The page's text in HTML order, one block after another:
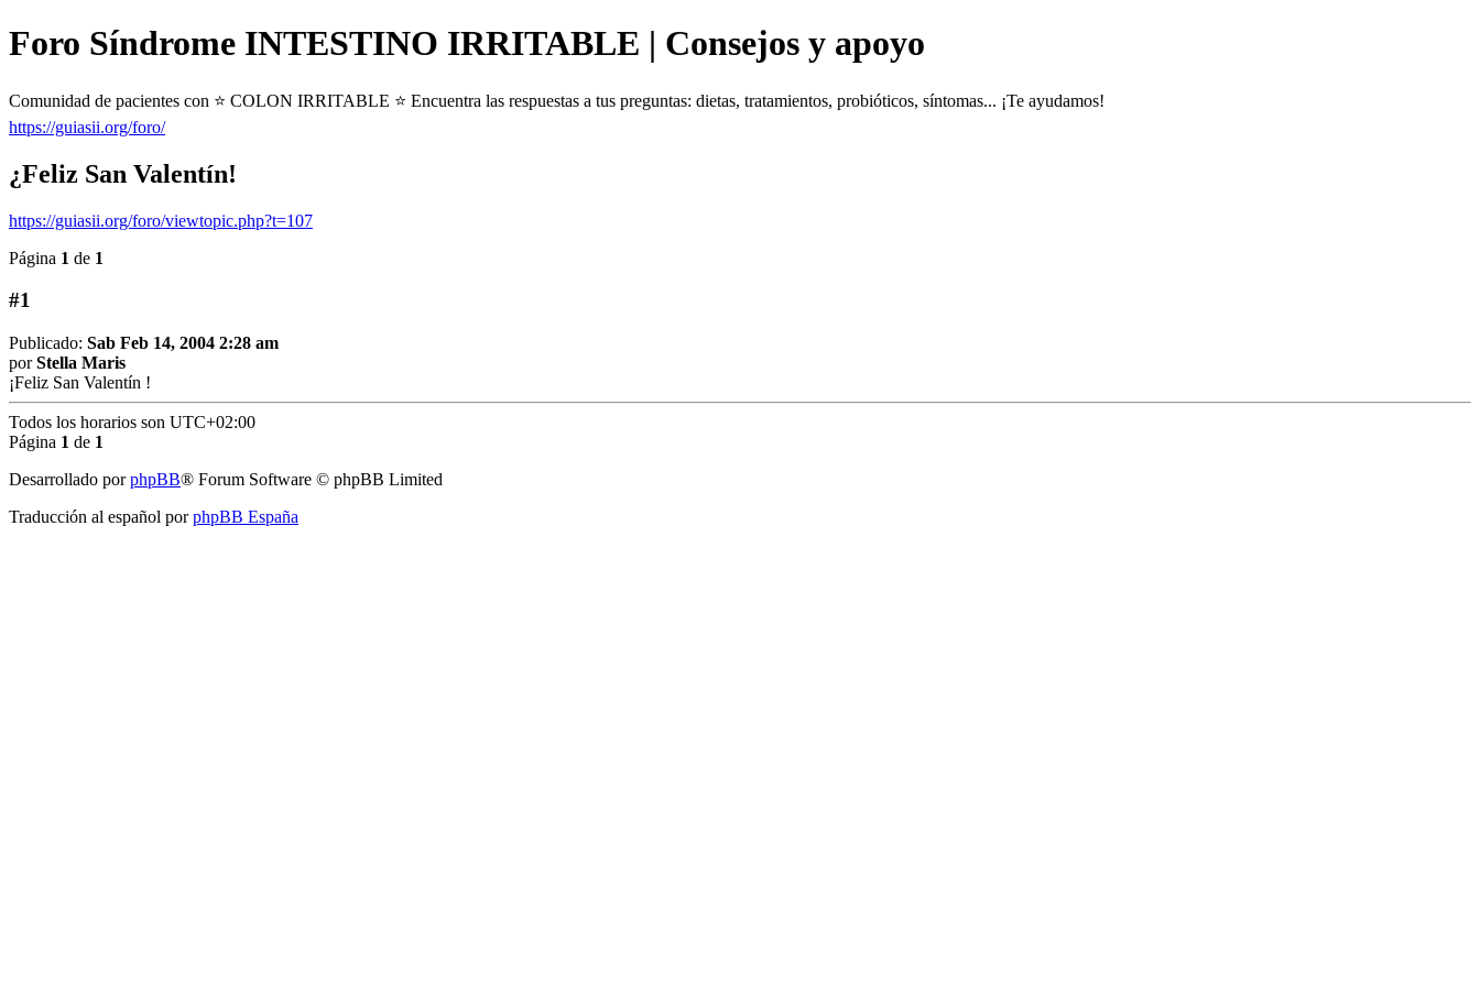
Foro Síndrome INTESTINO IRRITABLE | Consejos y apoyo
Comunidad de pacientes con ⭐ COLON IRRITABLE ⭐ Encuentra las respuestas a tus preguntas: dietas, tratamientos, probióticos, síntomas... ¡Te ayudamos!
https://guiasii.org/foro/
¿Feliz San Valentín!
https://guiasii.org/foro/viewtopic.php?t=107
Página 1 de 1
#1
Publicado: Sab Feb 14, 2004 2:28 am
porStella Maris
¡Feliz San Valentín !
Todos los horarios son UTC+02:00
Página 1 de 1
Desarrollado porphpBB® Forum Software © phpBB Limited
Traducción al español porphpBB España